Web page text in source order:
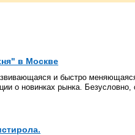
в Москве
и быстро
о новинках рынка.